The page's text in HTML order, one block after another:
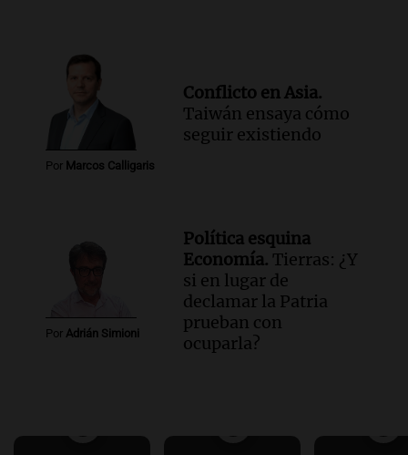
Por Marcos Calligaris
Conflicto en Asia.
Taiwán ensaya cómo
seguir existiendo
Por Adrián Simioni
Política esquina
Economía. Tierras: ¿Y
si en lugar de
declamar la Patria
prueban con
ocuparla?